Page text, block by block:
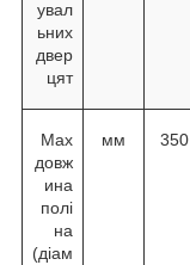
увал
ьних
двер
цят
Мах
довж
ина
полі
на
(діам
мм 350